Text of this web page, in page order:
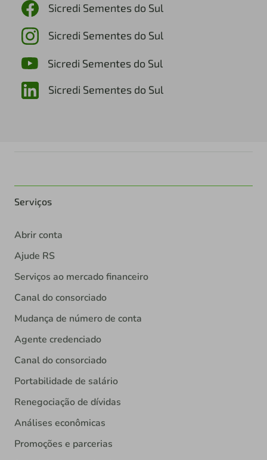
Sicredi Sementes do Sul
Sicredi Sementes do Sul
Sicredi Sementes do Sul
Sicredi Sementes do Sul
Serviços
Abrir conta
Ajude RS
Serviços ao mercado financeiro
Canal do consorciado
Mudança de número de conta
Agente credenciado
Canal do consorciado
Portabilidade de salário
Renegociação de dívidas
Análises econômicas
Promoções e parcerias